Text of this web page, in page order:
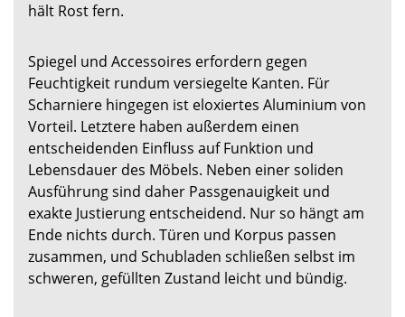
hält Rost fern.
Spiegel und Accessoires erfordern gegen
Feuchtigkeit rundum versiegelte Kanten. Für
Scharniere hingegen ist eloxiertes Aluminium von
Vorteil. Letztere haben außerdem einen
entscheidenden Einfluss auf Funktion und
Lebensdauer des Möbels. Neben einer soliden
Ausführung sind daher Passgenauigkeit und
exakte Justierung entscheidend. Nur so hängt am
Ende nichts durch. Türen und Korpus passen
zusammen, und Schubladen schließen selbst im
schweren, gefüllten Zustand leicht und bündig.